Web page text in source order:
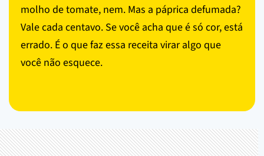
molho de tomate, nem. Mas a páprica defumada?
Vale cada centavo. Se você acha que é só cor, está
errado. É o que faz essa receita virar algo que
você não esquece.